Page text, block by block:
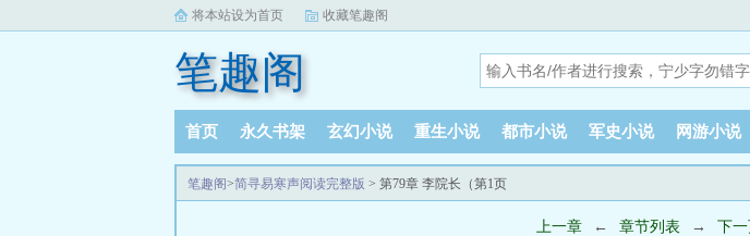
将本站设为首页 收藏笔趣阁
笔趣阁
首页 永久书架 玄幻小说 重生小说 都市小说 军史小说 网游小说
笔趣阁>简寻易寒声阅读完整版 > 第79章 李院长（第1页
上一章 ← 章节列表 → 下一